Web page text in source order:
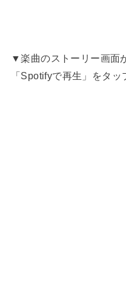
▼楽曲のストーリー画面
「Spotifyで再生」をタッ